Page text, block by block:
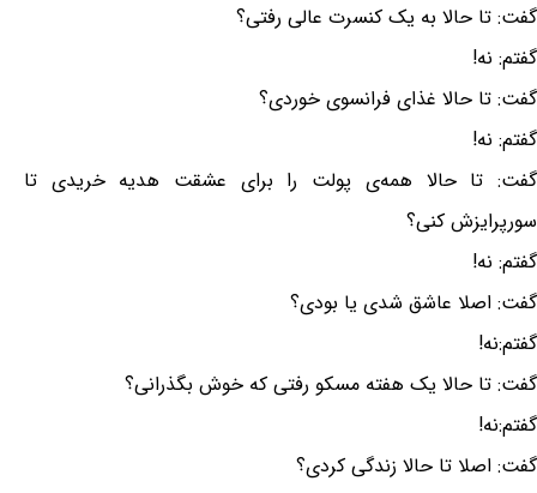
گفت: تا حالا به یک کنسرت عالی رفتی؟
گفتم: نه!
گفت: تا حالا غذای فرانسوی خوردی؟
گفتم: نه!
گفت: تا حالا همه‌ی پولت را برای عشقت هدیه خریدی تا
سورپرایزش کنی؟
گفتم: نه!
گفت: اصلا عاشق شدی یا بودی؟
گفتم:نه!
گفت: تا حالا یک هفته مسکو رفتی که خوش بگذرانی؟
گفتم:نه!
گفت: اصلا تا حالا زندگی کردی؟